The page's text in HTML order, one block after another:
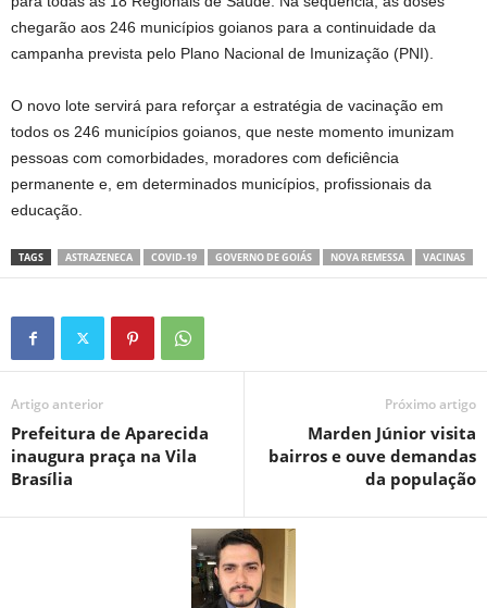
chegarão aos 246 municípios goianos para a continuidade da
campanha prevista pelo Plano Nacional de Imunização (PNI).
O novo lote servirá para reforçar a estratégia de vacinação em
todos os 246 municípios goianos, que neste momento imunizam
pessoas com comorbidades, moradores com deficiência
permanente e, em determinados municípios, profissionais da
educação.
TAGS ASTRAZENECA COVID-19 GOVERNO DE GOIÁS NOVA REMESSA VACINAS
Artigo anterior
Prefeitura de Aparecida
inaugura praça na Vila
Brasília
Próximo artigo
Marden Júnior visita
bairros e ouve demandas
da população